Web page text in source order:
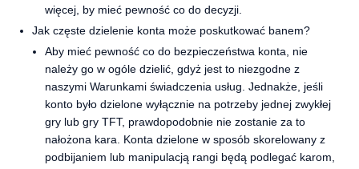
więcej, by mieć pewność co do decyzji.
Jak częste dzielenie konta może poskutkować banem?
Aby mieć pewność co do bezpieczeństwa konta, nie
należy go w ogóle dzielić, gdyż jest to niezgodne z
naszymi Warunkami świadczenia usług. Jednakże, jeśli
konto było dzielone wyłącznie na potrzeby jednej zwykłej
gry lub gry TFT, prawdopodobnie nie zostanie za to
nałożona kara. Konta dzielone w sposób skorelowany z
podbijaniem lub manipulacją rangi będą podlegać karom,